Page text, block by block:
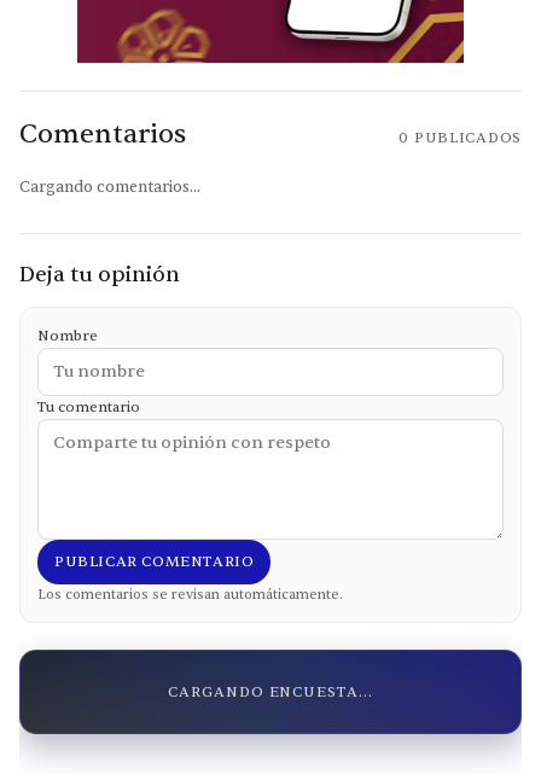
Comentarios 0 PUBLICADOS
Cargando comentarios...
Deja tu opinión
Nombre
Tu comentario
PUBLICAR COMENTARIO
Los comentarios se revisan automáticamente.
CARGANDO ENCUESTA...